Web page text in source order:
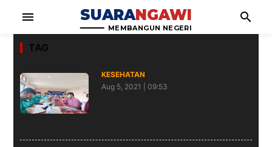
menu SUARANGAWI
MEMBANGUN NEGERI
search
TAG
KESEHATAN
Aug 5, 2021 | 09:53